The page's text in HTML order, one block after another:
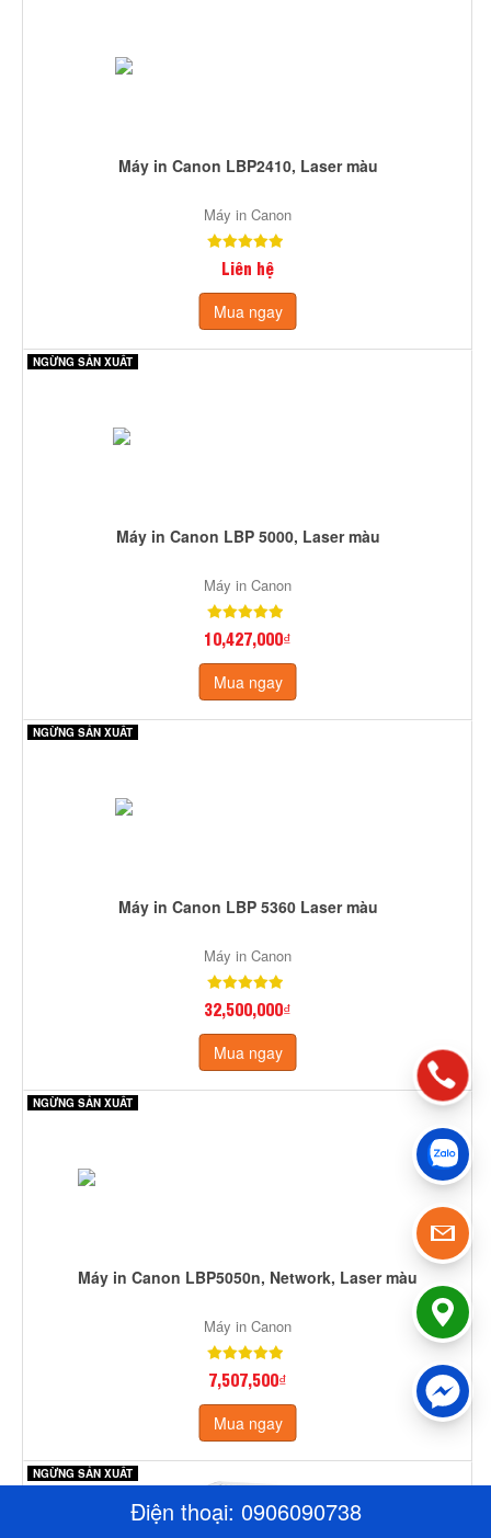
Điện thoại: 0906090738
Máy in Canon LBP2410, Laser màu
Máy in Canon
Liên hệ
Mua ngay
NGỪNG SẢN XUẤT
Máy in Canon LBP 5000, Laser màu
Máy in Canon
10,427,000₫
Mua ngay
NGỪNG SẢN XUẤT
Máy in Canon LBP 5360 Laser màu
Máy in Canon
32,500,000₫
Mua ngay
NGỪNG SẢN XUẤT
Máy in Canon LBP5050n, Network, Laser màu
Máy in Canon
7,507,500₫
Mua ngay
NGỪNG SẢN XUẤT